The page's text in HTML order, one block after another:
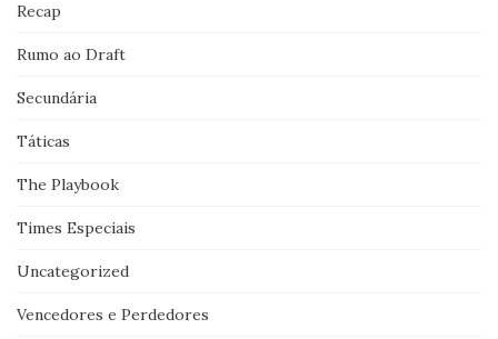
Recap
Rumo ao Draft
Secundária
Táticas
The Playbook
Times Especiais
Uncategorized
Vencedores e Perdedores